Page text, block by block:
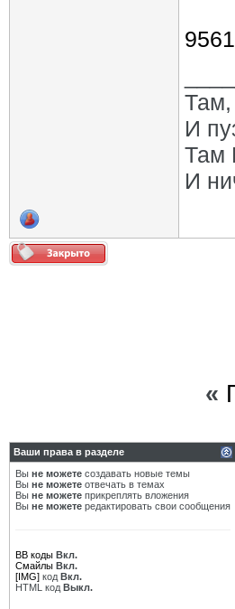
Там,
И
Там
И
«
Ваши права в разделе
Вы не можете создавать новые темы
Вы не можете отвечать в темах
Вы не можете прикреплять вложения
Вы не можете редактировать свои сообщения
BB коды Вкл.
Смайлы Вкл.
[IMG] код Вкл.
HTML код Выкл.